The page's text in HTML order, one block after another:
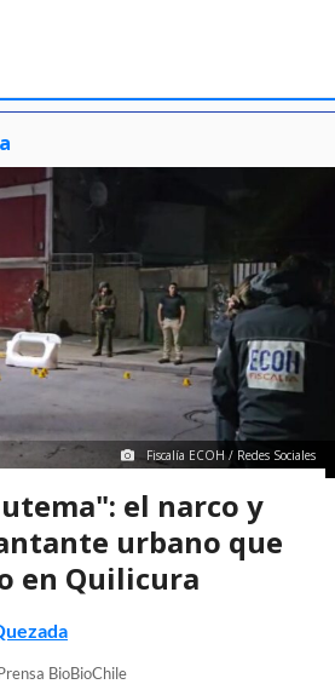
Fiscalía ECOH / Redes Sociales
el narco y
urbano que
en Quilicura
BioBioChile